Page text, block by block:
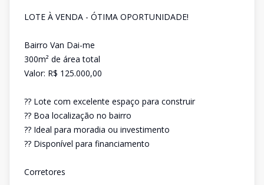
LOTE À VENDA - ÓTIMA OPORTUNIDADE!
Bairro Van Dai-me
300m² de área total
Valor: R$ 125.000,00
?? Lote com excelente espaço para construir
?? Boa localização no bairro
?? Ideal para moradia ou investimento
?? Disponível para financiamento
Corretores